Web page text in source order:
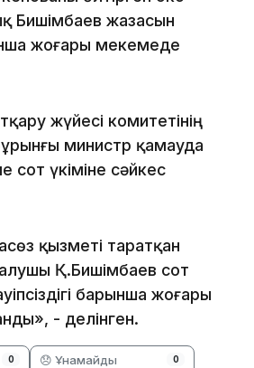
Бишімбаев жазасын
жоғары мекемеде
жүйесі комитетінің
министр қамауда
үкіміне сәйкес
қызметі таратқан
Қ.Бишімбаев сот
барынша жоғары
- делінген.
0 😞 Ұнамайды 0